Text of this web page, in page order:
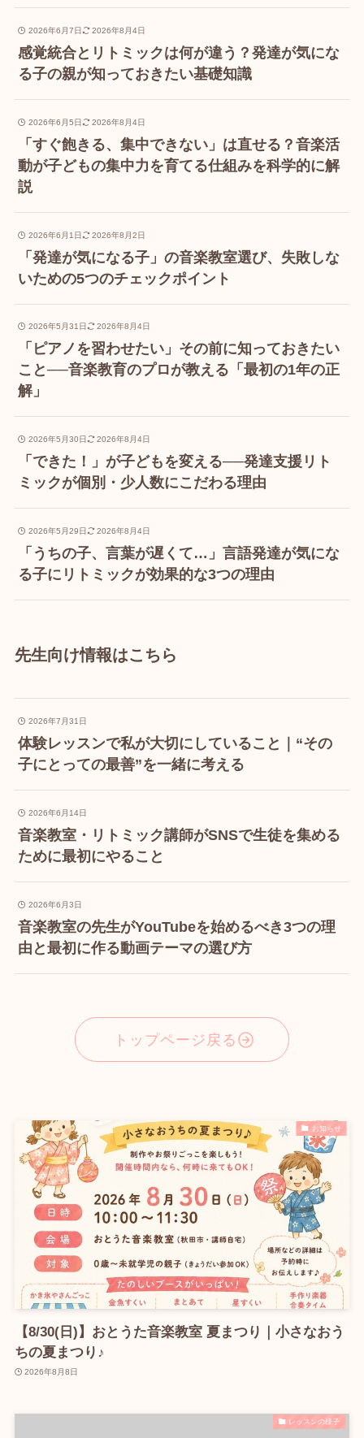
2026年6月7日 2026年8月4日
感覚統合とリトミックは何が違う？発達が気にな
る子の親が知っておきたい基礎知識
2026年6月5日 2026年8月4日
「すぐ飽きる、集中できない」は直せる？音楽活
動が子どもの集中力を育てる仕組みを科学的に解
説
2026年6月1日 2026年8月2日
「発達が気になる子」の音楽教室選び、失敗しな
いための5つのチェックポイント
2026年5月31日 2026年8月4日
「ピアノを習わせたい」その前に知っておきたい
こと──音楽教育のプロが教える「最初の1年の正
解」
2026年5月30日 2026年8月4日
「できた！」が子どもを変える──発達支援リト
ミックが個別・少人数にこだわる理由
2026年5月29日 2026年8月4日
「うちの子、言葉が遅くて…」言語発達が気にな
る子にリトミックが効果的な3つの理由
先生向け情報はこちら
2026年7月31日
体験レッスンで私が大切にしていること｜“その
子にとっての最善”を一緒に考える
2026年6月14日
音楽教室・リトミック講師がSNSで生徒を集める
ために最初にやること
2026年6月3日
音楽教室の先生がYouTubeを始めるべき3つの理
由と最初に作る動画テーマの選び方
トップページ戻る
お知らせ
【8/30(日)】おとうた音楽教室 夏まつり｜小さなおう
ちの夏まつり♪
2026年8月8日
レッスンの様子